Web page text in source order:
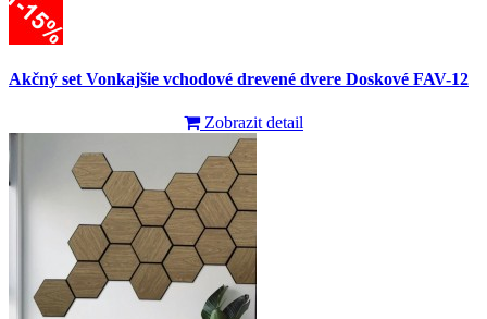
Akčný set Vonkajšie vchodové drevené dvere Doskové FAV-12
Zobrazit detail